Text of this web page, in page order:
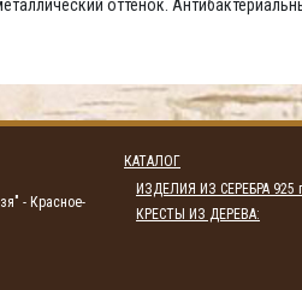
оттенок.
- Красное-
КАТАЛОГ
ИЗДЕЛИЯ ИЗ СЕРЕБРА 925
КРЕСТЫ ИЗ ДЕРЕВА: